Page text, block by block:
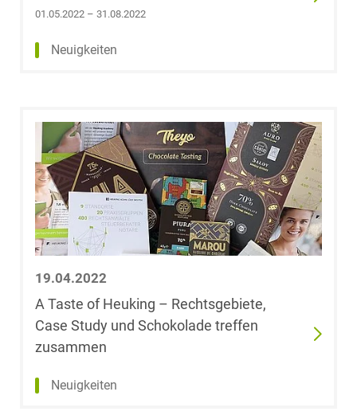
01.05.2022 – 31.08.2022
Neuigkeiten
19.04.2022
A Taste of Heuking – Rechtsgebiete,
Case Study und Schokolade treffen
zusammen
Neuigkeiten